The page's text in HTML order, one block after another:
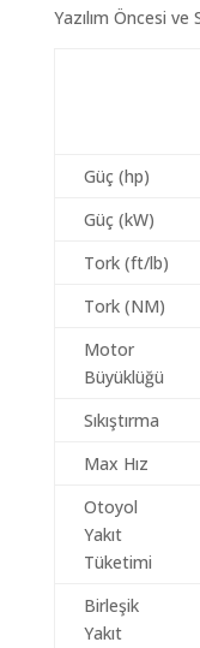
Yazılım Öncesi
Güç (hp)
Güç (kW)
Tork (ft/lb)
Tork (NM)
Motor
Büyüklüğü
Sıkıştırma
Max Hız
Otoyol
Yakıt
Tüketimi
Birleşik
Yakıt